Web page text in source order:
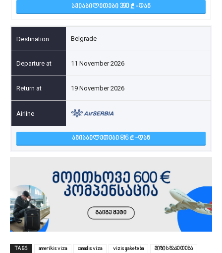
ᲐᲕᲘᲐᲑᲘᲚᲔᲗᲔᲑᲘ 390 -ᲓᲐᲜ
Belgrade
11 November 2026
19 November 2026
ᲐᲕᲘᲐᲑᲘᲚᲔᲗᲔᲑᲘ 816 -ᲓᲐᲜ
TAGS amerikis viza canadis viza vizis gaketeba
ვიზის გაკეთება